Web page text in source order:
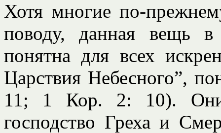
Хотя многие по-
поводу, данная вещь
понятна для всех
Царствия Небесного”,
11; 1 Кор. 2: 10). Они
господство Греха и